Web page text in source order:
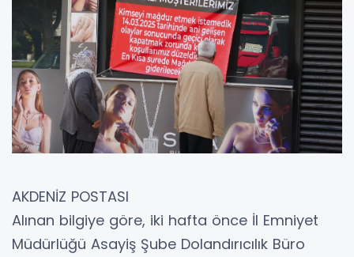
AKDENİZ POSTASI
Alınan bilgiye göre, iki hafta önce İl Emniyet
Müdürlüğü Asayiş Şube Dolandırıcılık Büro